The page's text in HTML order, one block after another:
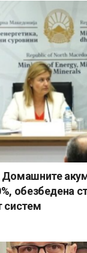
обезбедена
систем